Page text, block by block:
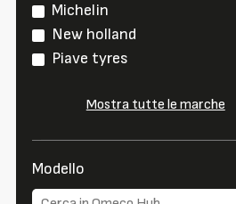
Michelin
New holland
Piave tyres
Mostra tutte le marche
Modello